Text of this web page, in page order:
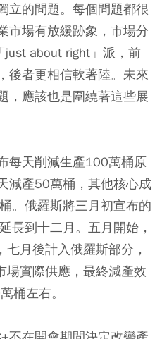
立的問題。每個問題都很
市場有放緩跡象，市場分
just about right」派，前
後者更相信軟著陸。未來
，應該也是圍繞著這些展
每天削減生產100萬桶原
減產50萬桶，其他核心成
。俄羅斯將三月初宣布的
長到十二月。五月開始，
月後計入俄羅斯部分，
實際供應，最終減產效
桶左右。